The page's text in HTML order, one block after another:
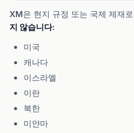
XM은 현지 규정 또는 국제 제재
지 않습니다:
미국
캐나다
이스라엘
이란
북한
미얀마